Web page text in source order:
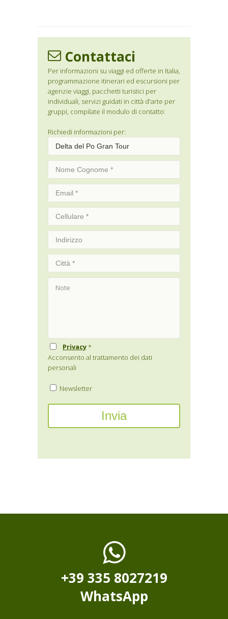
Contattaci
Per informazioni su viaggi ed offerte in Italia,
programmazione itinerari ed escursioni per
agenzie viaggi, pacchetti turistici per
individuali, servizi guidati in città d'arte per
gruppi, compilate il modulo di contatto:
Richiedi informazioni per:
Privacy*
Acconsento al trattamento dei dati
personali
Newsletter
+39 335 8027219
WhatsApp